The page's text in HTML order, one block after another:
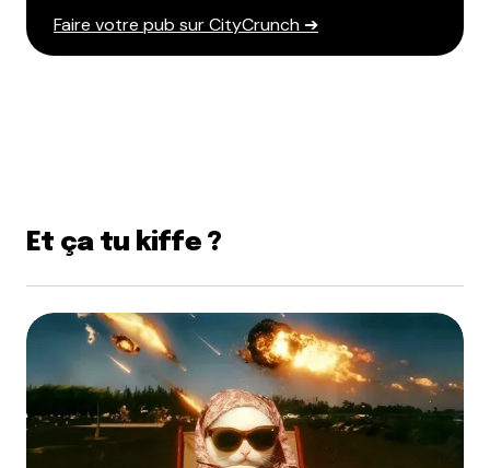
Faire votre pub sur CityCrunch ➔
Et ça tu kiffe ?